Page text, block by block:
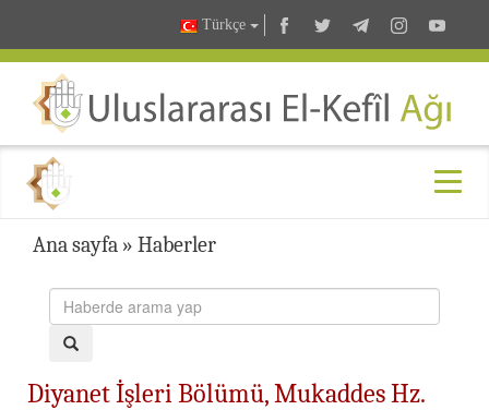
Türkçe
Ana sayfa » Haberler
Diyanet İşleri Bölümü, Mukaddes Hz.